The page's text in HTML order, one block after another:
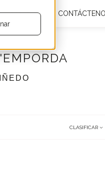
NOTICIAS
CLASIFICAR